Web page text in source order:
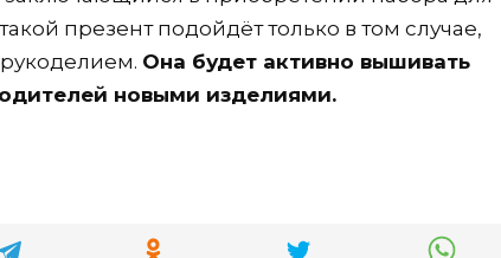
презент подойдёт только в том случае,
Она будет активно вышивать
новыми изделиями.